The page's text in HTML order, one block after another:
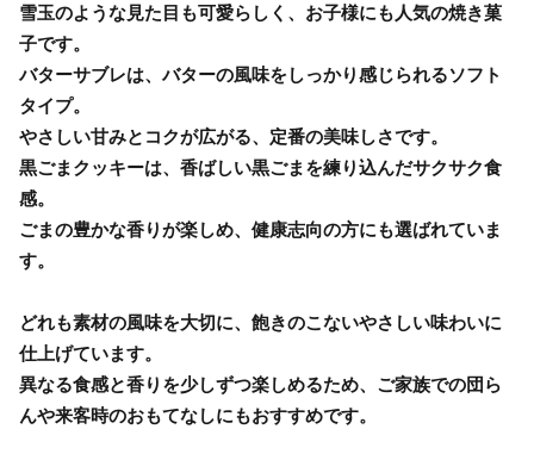
雪玉のような見た目も可愛らしく、お子様にも人気の焼き菓
子です。
バターサブレは、バターの風味をしっかり感じられるソフト
タイプ。
やさしい甘みとコクが広がる、定番の美味しさです。
黒ごまクッキーは、香ばしい黒ごまを練り込んだサクサク食
感。
ごまの豊かな香りが楽しめ、健康志向の方にも選ばれていま
す。
どれも素材の風味を大切に、飽きのこないやさしい味わいに
仕上げています。
異なる食感と香りを少しずつ楽しめるため、ご家族での団ら
んや来客時のおもてなしにもおすすめです。